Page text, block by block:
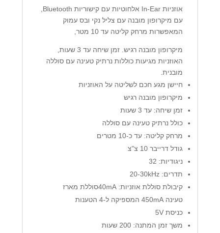
עם מיקרופון מובנה עם צליל נקי ובס עמוק
המאפשרות מרחק קליטה עד 10 מטר,
מיקרופון מובנה רגיש. זמן שיחה עד 3 שעות,
האוזניות מגיעות כוללות נרתיק טעינה עם סוללה
מובנית.
חיישן מגע חכם לשליטה על האוזניות
מיקרופון מובנה רגיש
זמן שיחה: עד 3 שעות
כולל נרתיק טעינה עם סוללה
מרחק קליטה: עד כ-10 מטרים
גודל דרייבר 10 צ"צ
ניגודיות: 32
תדרים: 20-30kHz
קיבולת סוללת אוזניות: 40mAסוללת מארז
טעינה 450mA המספיקה ל-4 הטענות
כניסת 5V
משך זמן המתנה: 200 שעות